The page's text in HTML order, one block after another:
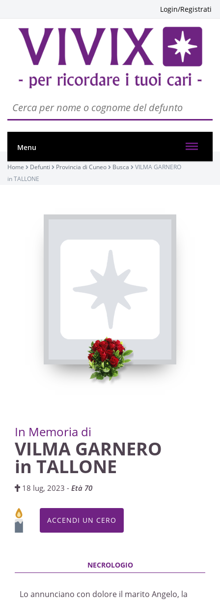
Login/Registrati
Menu
Home Defunti Provincia di Cuneo Busca
VILMA GARNERO
in TALLONE
In Memoria di
VILMA GARNERO
in TALLONE
18 lug, 2023 -Età 70
ACCENDI UN CERO
Lo annunciano con dolore il marito Angelo, la
PASSATE:
Busca, Chiesa parrocchiale di Busca - Maria Vergine
Assunta